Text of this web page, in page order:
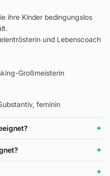
ihre Kinder bedingungslos
und Lebenscoach
Großmeisterin
feminin
✦
✦
✦